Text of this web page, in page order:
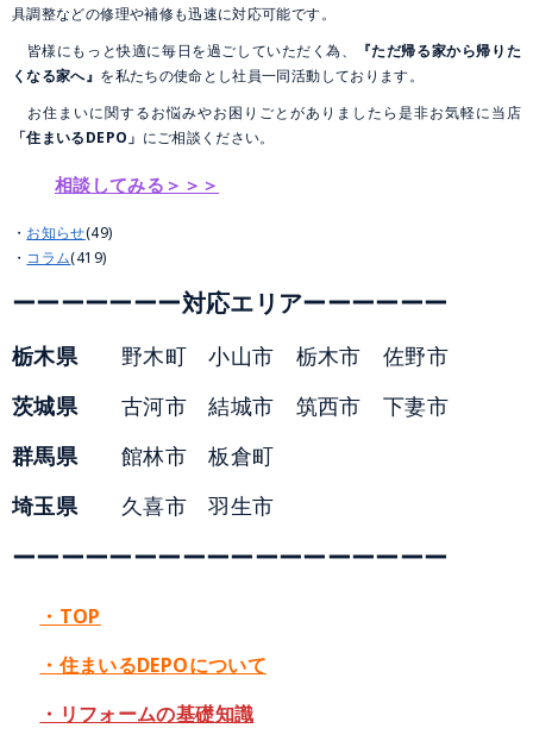
具調整などの修理や補修も迅速に対応可能です。
皆様にもっと快適に毎日を過ごしていただく為、
『ただ帰る家から帰りた
くなる家へ』 を私たちの使命とし社員一同活動しております。
お住まいに関するお悩みやお困りごとがありましたら是非お気軽に当店
「住まいるDEPO」 にご相談ください。
相談してみる＞＞＞
お知らせ(49)
コラム(419)
ーーーーーーー対応エリアーーーーーー
栃木県野木町 小山市 栃木市 佐野市
茨城県古河市 結城市 筑西市 下妻市
群馬県館林市 板倉町
埼玉県久喜市 羽生市
ーーーーーーーーーーーーーーーーーー
・TOP
・住まいるDEPOについて
・リフォームの基礎知識